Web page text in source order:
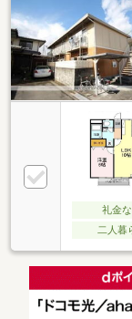
礼金
二人暮